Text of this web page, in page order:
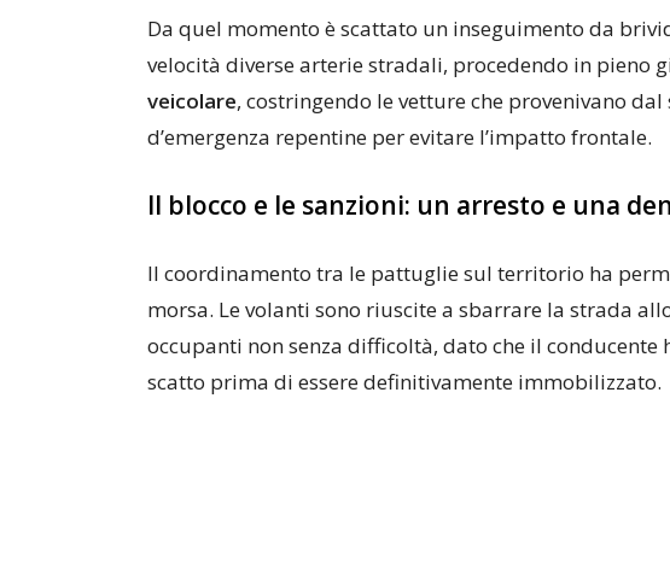
Da quel momento è scattato un inseguimento da
velocità diverse arterie stradali, procedendo in pieno
veicolare, costringendo le vetture che provenivano
d’emergenza repentine per evitare l’impatto frontale.
Il blocco e le sanzioni: un arresto e una
Il coordinamento tra le pattuglie sul territorio ha
morsa. Le volanti sono riuscite a sbarrare la strada
occupanti non senza difficoltà, dato che il
scatto prima di essere definitivamente immobilizzato.